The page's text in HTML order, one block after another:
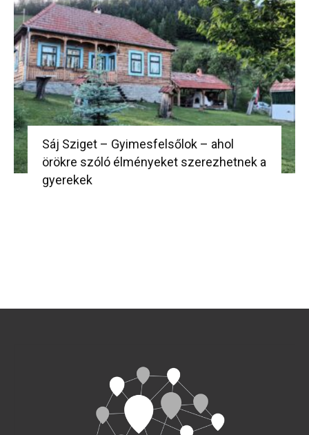
Sáj Sziget – Gyimesfelsőlok – ahol
örökre szóló élményeket szerezhetnek a
gyerekek